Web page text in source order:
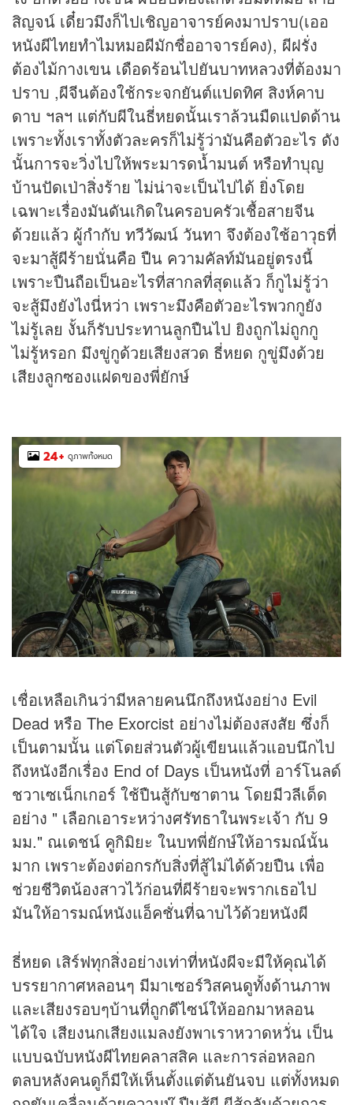
สิญจน์ เดี๋ยวมึงก็ไปเชิญอาจารย์คงมาปราบ(เออ
หนังผีไทยทำไมหมอผีมักชื่ออาจารย์คง), ผีฝรั่ง
ต้องไม้กางเขน เดือดร้อนไปยันบาทหลวงที่ต้องมา
ปราบ ,ผีจีนต้องใช้กระจกยันต์แปดทิศ สิงห์คาบ
ดาบ ฯลฯ แต่กับผีในธี่หยดนั้นเราล้วนมืดแปดด้าน
เพราะทั้งเราทั้งตัวละครก็ไม่รู้ว่ามันคือตัวอะไร ดัง
นั้นการจะวิ่งไปให้พระมารดน้ำมนต์ หรือทำบุญ
บ้านปัดเป่าสิ่งร้าย ไม่น่าจะเป็นไปได้ ยิ่งโดย
เฉพาะเรื่องมันดันเกิดในครอบครัวเชื้อสายจีน
ด้วยแล้ว ผู้กำกับ ทวีวัฒน์ วันทา จึงต้องใช้อาวุธที่
จะมาสู้ผีร้ายนั่นคือ ปืน ความคัลท์มันอยู่ตรงนี้
เพราะปืนถือเป็นอะไรที่สากลที่สุดแล้ว ก็กูไม่รู้ว่า
จะสู้มึงยังไงนี่หว่า เพราะมึงคือตัวอะไรพวกกูยัง
ไม่รู้เลย งั้นก็รับประทานลูกปืนไป ยิงถูกไม่ถูกกู
ไม่รู้หรอก มึงขู่กูด้วยเสียงสวด ธี่หยด กูขู่มึงด้วย
เสียงลูกซองแฝดของพี่ยักษ์
24+ ดูภาพทั้งหมด
เชื่อเหลือเกินว่ามีหลายคนนึกถึงหนังอย่าง Evil
Dead หรือ The Exorcist อย่างไม่ต้องสงสัย ซึ่งก็
เป็นตามนั้น แต่โดยส่วนตัวผู้เขียนแล้วแอบนึกไป
ถึงหนังอีกเรื่อง End of Days เป็นหนังที่ อาร์โนลด์
ชวาเซเน็กเกอร์ ใช้ปืนสู้กับซาตาน โดยมีวลีเด็ด
อย่าง " เลือกเอาระหว่างศรัทธาในพระเจ้า กับ 9
มม." ณเดชน์ คูกิมิยะ ในบทพี่ยักษ์ให้อารมณ์นั้น
มาก เพราะต้องต่อกรกับสิ่งที่สู้ไม่ได้ด้วยปืน เพื่อ
ช่วยชีวิตน้องสาวไว้ก่อนที่ผีร้ายจะพรากเธอไป
มันให้อารมณ์หนังแอ็คชั่นที่ฉาบไว้ด้วยหนังผี
ธี่หยด เสิร์ฟทุกสิ่งอย่างเท่าที่หนังผีจะมีให้คุณได้
บรรยากาศหลอนๆ มีมาเซอร์วิสคนดูทั้งด้านภาพ
และเสียงรอบๆบ้านที่ถูกดีไซน์ให้ออกมาหลอน
ได้ใจ เสียงนกเสียงแมลงยังพาเราหวาดหวั่น เป็น
แบบฉบับหนังผีไทยคลาสสิค และการล่อหลอก
ตลบหลังคนดูก็มีให้เห็นตั้งแต่ต้นยันจบ แต่ทั้งหมด